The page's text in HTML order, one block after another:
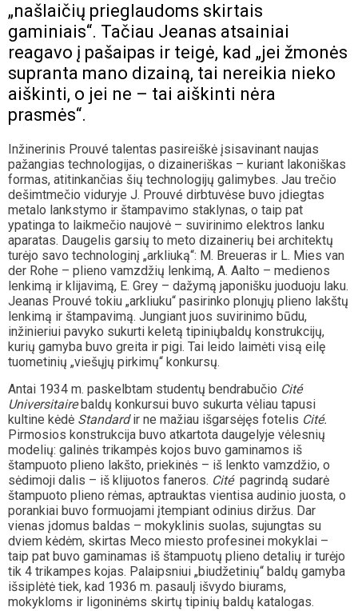
„našlaičių prieglaudoms skirtais
gaminiais“. Tačiau Jeanas atsainiai
reagavo į pašaipas ir teigė, kad „jei žmonės
supranta mano dizainą, tai nereikia nieko
aiškinti, o jei ne – tai aiškinti nėra
prasmės“.
Inžinerinis Prouvé talentas pasireiškė įsisavinant naujas
pažangias technologijas, o dizaineriškas – kuriant lakoniškas
formas, atitinkančias šių technologijų galimybes. Jau trečio
dešimtmečio viduryje J. Prouvé dirbtuvėse buvo įdiegtas
metalo lankstymo ir štampavimo staklynas, o taip pat
ypatinga to laikmečio naujovė – suvirinimo elektros lanku
aparatas. Daugelis garsių to meto dizainerių bei architektų
turėjo savo technologinį „arkliuką“: M. Breueras ir L. Mies van
der Rohe – plieno vamzdžių lenkimą, A. Aalto – medienos
lenkimą ir klijavimą, E. Grey – dažymą japonišku juoduoju laku.
Jeanas Prouvé tokiu „arkliuku“ pasirinko plonųjų plieno lakštų
lenkimą ir štampavimą. Jungiant juos suvirinimo būdu,
inžinieriui pavyko sukurti keletą tipiniųbaldų konstrukcijų,
kurių gamyba buvo greita ir pigi. Tai leido laimėti visą eilę
tuometinių „viešųjų pirkimų“ konkursų.
Antai 1934 m. paskelbtam studentų bendrabučio Cité
Universitairebaldų konkursui buvo sukurta vėliau tapusi
kultine kėdė Standardir ne mažiau išgarsėjęs fotelis Cité.
Pirmosios konstrukcija buvo atkartota daugelyje vėlesnių
modelių: galinės trikampės kojos buvo gaminamos iš
štampuoto plieno lakšto, priekinės – iš lenkto vamzdžio, o
sėdimoji dalis – iš klijuotos faneros. Citépagrindą sudarė
štampuoto plieno rėmas, aptrauktas vientisa audinio juosta, o
porankiai buvo formuojami įtempiant odinius diržus. Dar
vienas įdomus baldas – mokyklinis suolas, sujungtas su
dviem kėdėm, skirtas Meco miesto profesinei mokyklai –
taip pat buvo gaminamas iš štampuotų plieno detalių ir turėjo
tik 4 trikampes kojas. Palaipsniui „biudžetinių“ baldų gamyba
išsiplėtė tiek, kad 1936 m. pasaulį išvydo biurams,
mokykloms ir ligoninėms skirtų tipinių baldų katalogas.